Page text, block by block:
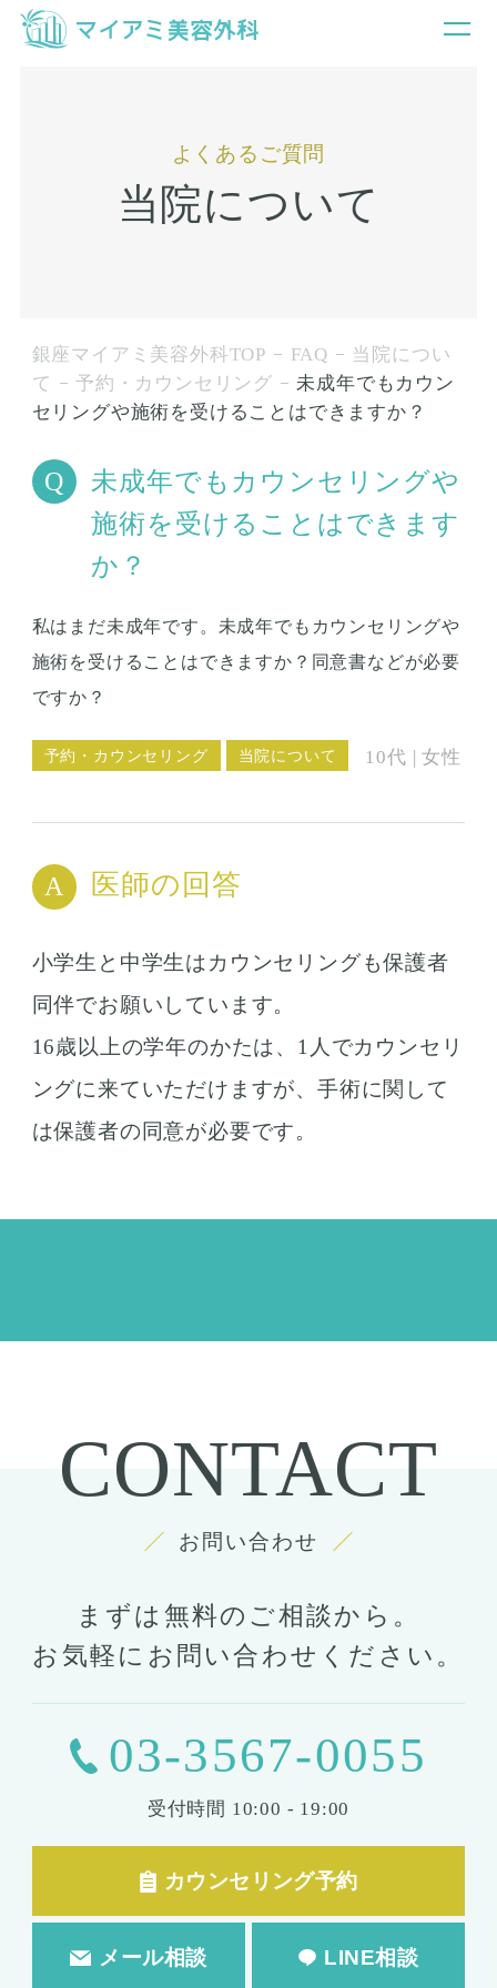
よくあるご質問
当院について
銀座マイアミ美容外科TOP FAQ
当院につい
て
予約・カウンセリング
未成年でもカウン
セリングや施術を受けることはできますか？
未成年でもカウンセリングや
施術を受けることはできます
か？
私はまだ未成年です。未成年でもカウンセリングや
施術を受けることはできますか？同意書などが必要
ですか？
予約・カウンセリング 当院について 10代 | 女性
医師の回答
小学生と中学生はカウンセリングも保護者
同伴でお願いしています。
16歳以上の学年のかたは、1人でカウンセリ
ングに来ていただけますが、手術に関して
は保護者の同意が必要です。
CONTACT
お問い合わせ
まずは無料のご相談から。
お気軽にお問い合わせください。
03-3567-0055
受付時間 10:00 - 19:00
カウンセリング予約
メール相談 LINE相談